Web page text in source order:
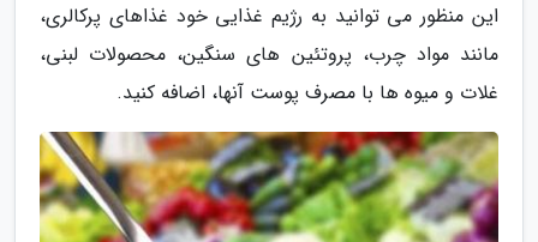
این منظور می توانید به رژیم غذایی خود غذاهای پرکالری،
مانند مواد چرب، پروتئین های سنگین، محصولات لبنی،
غلات و میوه ها با مصرف پوست آنها، اضافه کنید.